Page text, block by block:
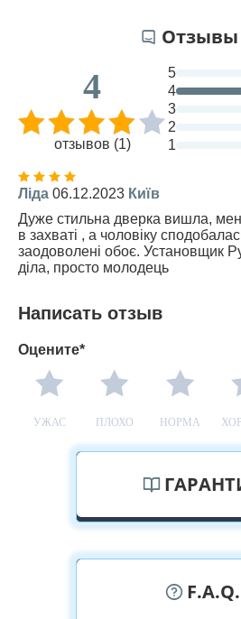
Отзывы
4
отзывов (1)
5
4
3
2
1
Ліда 06.12.2023 Київ
Дуже стильна дверка вишла,
в захваті , а чоловіку
заодоволені обоє. Установщик
діла, просто молодець
Написать отзыв
Оцените*
УЖАС ПЛОХО НОРМА
F.A.Q.